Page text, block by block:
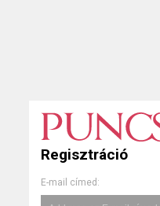
Regisztráció
E-mail címed: